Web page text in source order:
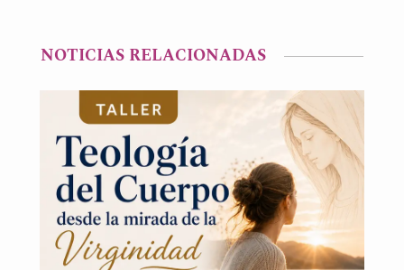
NOTICIAS RELACIONADAS